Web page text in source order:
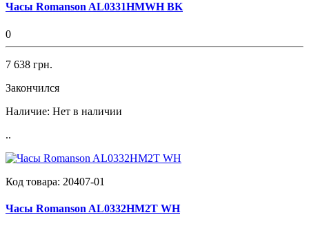
Часы Romanson AL0331HMWH BK
0
7 638 грн.
Закончился
Наличие: Нет в наличии
..
Код товара: 20407-01
Часы Romanson AL0332HM2T WH